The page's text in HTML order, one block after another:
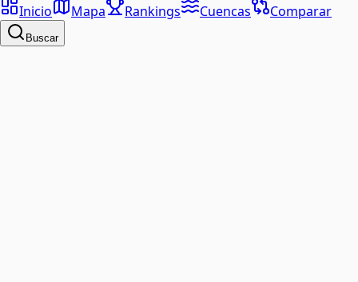
Inicio
Mapa Rankings Cuencas Comparar
Buscar